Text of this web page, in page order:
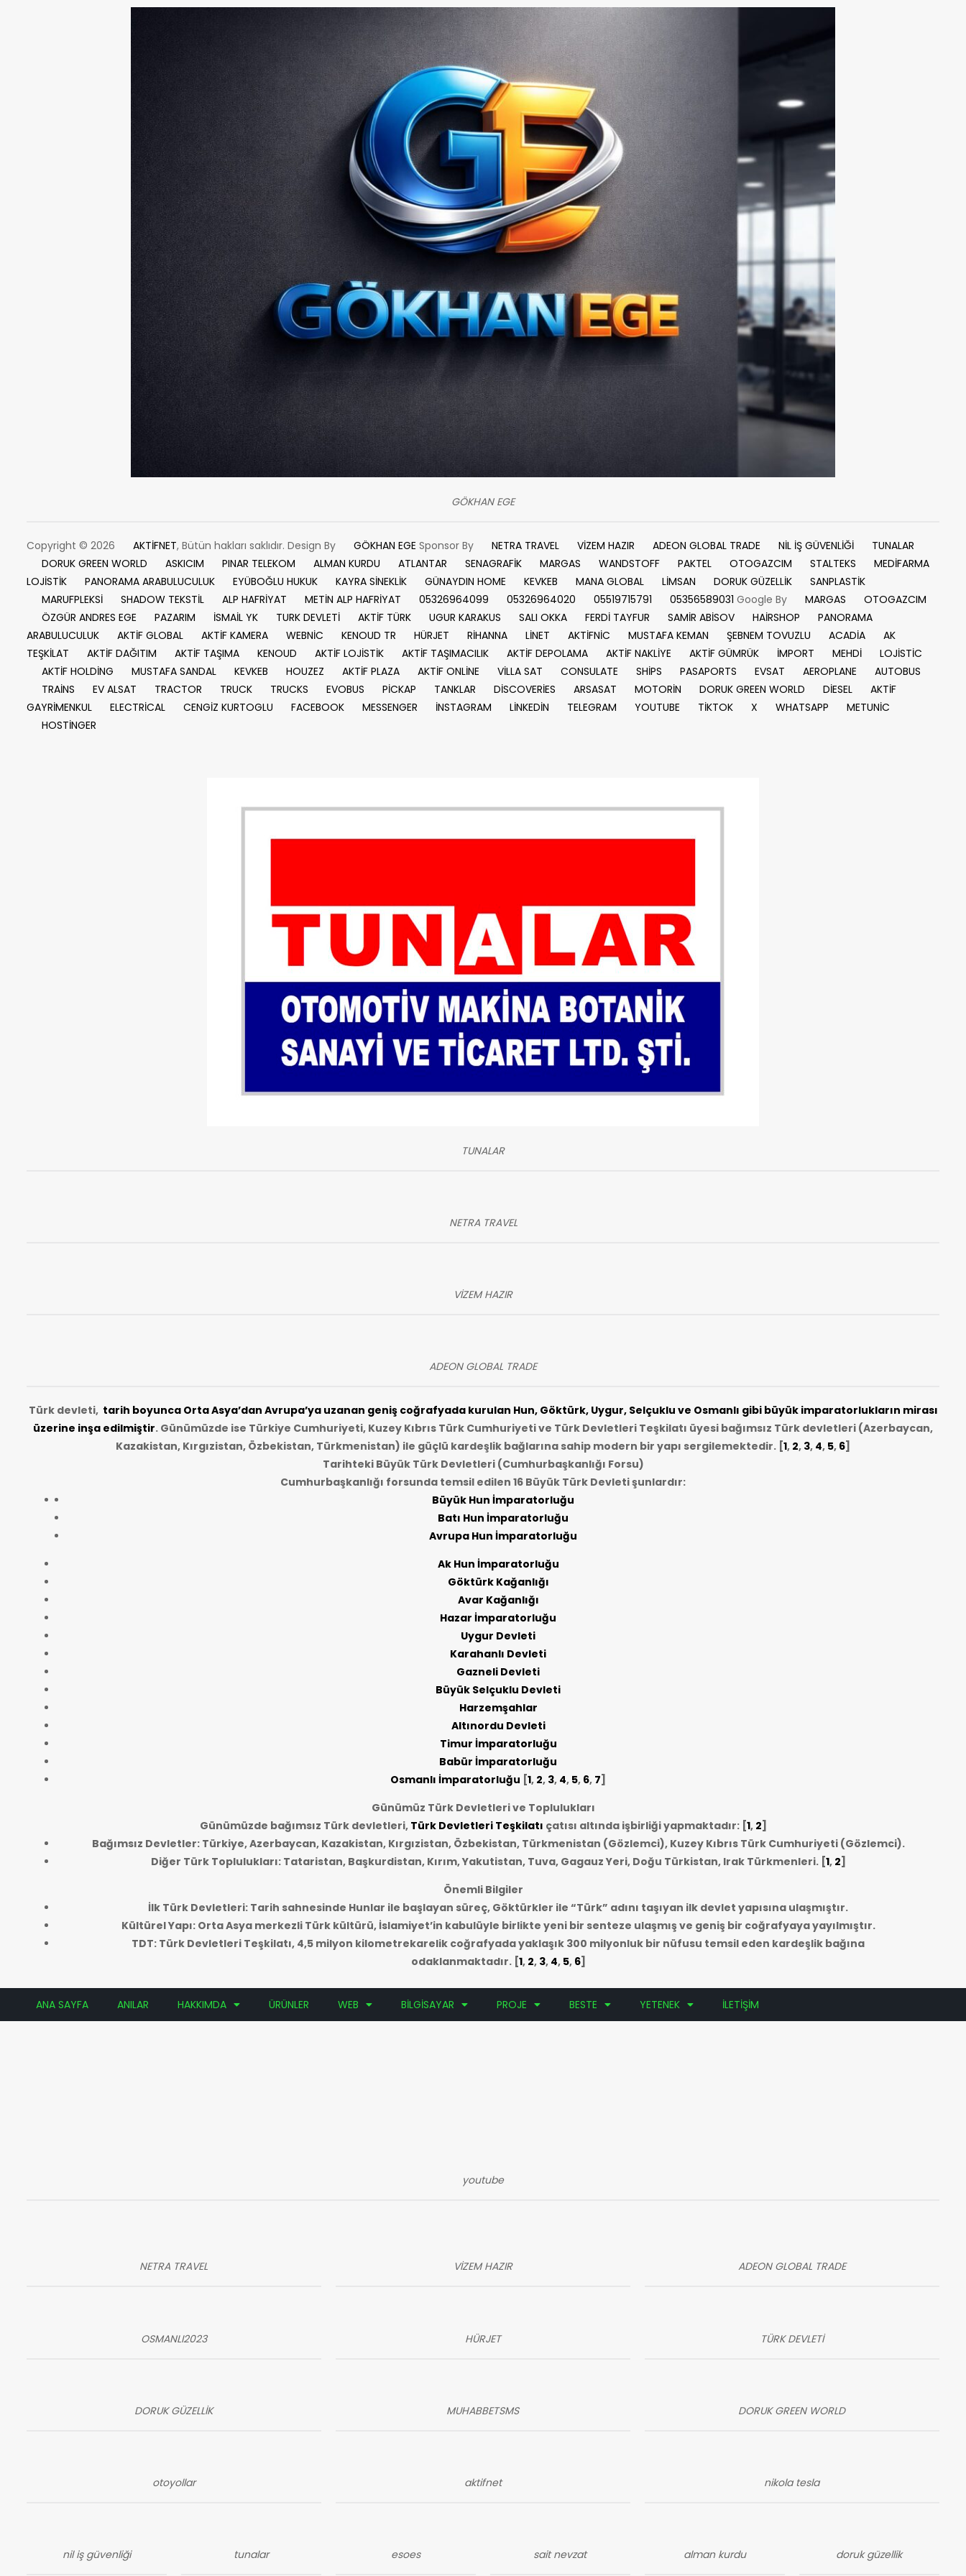
GÖKHAN EGE
Copyright © 2026 AKTİFNET, Bütün hakları saklıdır. Design By GÖKHAN EGE Sponsor By NETRA TRAVEL VİZEM HAZIR ADEON GLOBAL TRADE NİL İŞ GÜVENLİĞİ
TUNALAR
DORUK GREEN WORLD
ASKICIM PINAR TELEKOM ALMAN KURDU ATLANTAR SENAGRAFİK MARGAS WANDSTOFF PAKTEL OTOGAZCIM STALTEKS
MEDİFARMA
LOJİSTİK
PANORAMA ARABULUCULUK EYÜBOĞLU HUKUK KAYRA SİNEKLİK GÜNAYDIN HOME KEVKEB MANA GLOBAL LİMSAN DORUK GÜZELLİK
SANPLASTİK
MARUFPLEKSİ
SHADOW TEKSTİL ALP HAFRİYAT METİN ALP HAFRİYAT 05326964099 05326964020 05519715791 05356589031 Google By MARGAS
OTOGAZCIM
ÖZGÜR ANDRES EGE
PAZARIM İSMAİL YK TURK DEVLETİ AKTİF TÜRK UGUR KARAKUS SALI OKKA FERDİ TAYFUR SAMİR ABİSOV HAİRSHOP
PANORAMA
ARABULUCULUK
AKTİF GLOBAL AKTİF KAMERA WEBNİC KENOUD TR HÜRJET RİHANNA LİNET AKTİFNİC MUSTAFA KEMAN ŞEBNEM TOVUZLU ACADİA
AK
TEŞKİLAT
AKTİF DAĞITIM AKTİF TAŞIMA KENOUD AKTİF LOJİSTİK AKTİF TAŞIMACILIK AKTİF DEPOLAMA AKTİF NAKLİYE AKTİF GÜMRÜK İMPORT MEHDİ
LOJİSTİC
AKTİF HOLDİNG
MUSTAFA SANDAL KEVKEB HOUZEZ AKTİF PLAZA AKTİF ONLİNE VİLLA SAT CONSULATE SHİPS PASAPORTS EVSAT AEROPLANE
AUTOBUS
TRAİNS
EV ALSAT TRACTOR TRUCK TRUCKS EVOBUS PİCKAP TANKLAR DİSCOVERİES ARSASAT MOTORİN DORUK GREEN WORLD DİESEL
AKTİF
GAYRİMENKUL
ELECTRİCAL CENGİZ KURTOGLU FACEBOOK MESSENGER İNSTAGRAM LİNKEDİN TELEGRAM YOUTUBE TİKTOK X WHATSAPP
METUNİC
HOSTİNGER
TUNALAR
NETRA TRAVEL
VİZEM HAZIR
ADEON GLOBAL TRADE
Türk devleti, tarih boyunca Orta Asya’dan Avrupa’ya uzanan geniş coğrafyada kurulan Hun, Göktürk, Uygur, Selçuklu ve Osmanlı gibi büyük imparatorlukların mirası
üzerine inşa edilmiştir. Günümüzde ise Türkiye Cumhuriyeti, Kuzey Kıbrıs Türk Cumhuriyeti ve Türk Devletleri Teşkilatı üyesi bağımsız Türk devletleri (Azerbaycan,
Kazakistan, Kırgızistan, Özbekistan, Türkmenistan) ile güçlü kardeşlik bağlarına sahip modern bir yapı sergilemektedir. [1, 2, 3, 4, 5, 6]
Tarihteki Büyük Türk Devletleri (Cumhurbaşkanlığı Forsu)
Cumhurbaşkanlığı forsunda temsil edilen 16 Büyük Türk Devleti şunlardır:
Büyük Hun İmparatorluğu
Batı Hun İmparatorluğu
Avrupa Hun İmparatorluğu
Ak Hun İmparatorluğu
Göktürk Kağanlığı
Avar Kağanlığı
Hazar İmparatorluğu
Uygur Devleti
Karahanlı Devleti
Gazneli Devleti
Büyük Selçuklu Devleti
Harzemşahlar
Altınordu Devleti
Timur İmparatorluğu
Babür İmparatorluğu
Osmanlı İmparatorluğu [1, 2, 3, 4, 5, 6, 7]
Günümüz Türk Devletleri ve Toplulukları
Günümüzde bağımsız Türk devletleri, Türk Devletleri Teşkilatı çatısı altında işbirliği yapmaktadır: [1, 2]
Bağımsız Devletler: Türkiye, Azerbaycan, Kazakistan, Kırgızistan, Özbekistan, Türkmenistan (Gözlemci), Kuzey Kıbrıs Türk Cumhuriyeti (Gözlemci).
Diğer Türk Toplulukları: Tataristan, Başkurdistan, Kırım, Yakutistan, Tuva, Gagauz Yeri, Doğu Türkistan, Irak Türkmenleri.[1, 2]
Önemli Bilgiler
İlk Türk Devletleri: Tarih sahnesinde Hunlar ile başlayan süreç, Göktürkler ile “Türk” adını taşıyan ilk devlet yapısına ulaşmıştır.
Kültürel Yapı: Orta Asya merkezli Türk kültürü, İslamiyet’in kabulüyle birlikte yeni bir senteze ulaşmış ve geniş bir coğrafyaya yayılmıştır.
TDT: Türk Devletleri Teşkilatı, 4,5 milyon kilometrekarelik coğrafyada yaklaşık 300 milyonluk bir nüfusu temsil eden kardeşlik bağına
odaklanmaktadır.[1, 2, 3, 4, 5, 6]
ANA SAYFA ANILAR HAKKIMDA ÜRÜNLER WEB BİLGİSAYAR PROJE BESTE YETENEK İLETİŞİM
youtube
NETRA TRAVEL VİZEM HAZIR ADEON GLOBAL TRADE
OSMANLI2023 HÜRJET TÜRK DEVLETİ
DORUK GÜZELLİK MUHABBETSMS DORUK GREEN WORLD
otoyollar aktifnet nikola tesla
nil iş güvenliği tunalar esoes sait nevzat alman kurdu doruk güzellik